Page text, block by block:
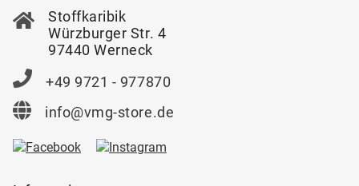
Stoffkaribik
Würzburger Str. 4
97440 Werneck
+49 9721 - 977870
info@vmg-store.de